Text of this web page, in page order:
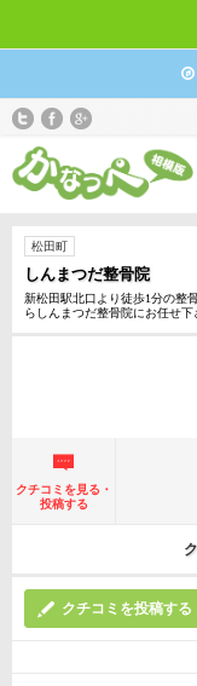
松田町
しんまつだ整骨院
新松田駅北口より徒歩1分の整
らしんまつだ整骨院にお任せ下
クチコミを見る・
投稿する
クチコミを投稿する